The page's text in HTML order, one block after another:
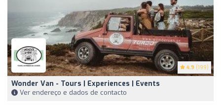
4.9 (199)
Wonder Van - Tours | Experiences | Events
Ver endereço e dados de contacto